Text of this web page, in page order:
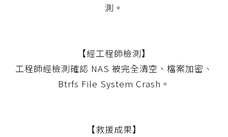
測。
【經工程師檢測】
工程師經檢測確認 NAS 被完全清空、檔案加密、
Btrfs File System Crash。
【救援成果】